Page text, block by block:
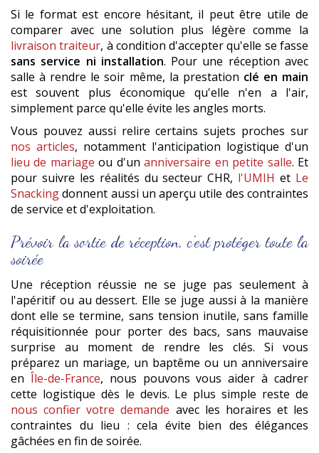
Si le format est encore hésitant, il peut être utile de
comparer avec une solution plus légère comme la
livraison traiteur, à condition d'accepter qu'elle se fasse
sans service ni installation. Pour une réception avec
salle à rendre le soir même, la prestation clé en main
est souvent plus économique qu'elle n'en a l'air,
simplement parce qu'elle évite les angles morts.
Vous pouvez aussi relire certains sujets proches sur
nos articles, notamment l'anticipation logistique d'un
lieu de mariage ou d'unanniversaire en petite salle. Et
pour suivre les réalités du secteur CHR, l'UMIH et Le
Snackingdonnent aussi un aperçu utile des contraintes
de service et d'exploitation.
Prévoir la sortie de réception, c'est protéger toute la
soirée
Une réception réussie ne se juge pas seulement à
l'apéritif ou au dessert. Elle se juge aussi à la manière
dont elle se termine, sans tension inutile, sans famille
réquisitionnée pour porter des bacs, sans mauvaise
surprise au moment de rendre les clés. Si vous
préparez un mariage, un baptême ou un anniversaire
en Île-de-France, nous pouvons vous aider à cadrer
cette logistique dès le devis. Le plus simple reste de
nous confier votre demande avec les horaires et les
contraintes du lieu : cela évite bien des élégances
gâchées en fin de soirée.